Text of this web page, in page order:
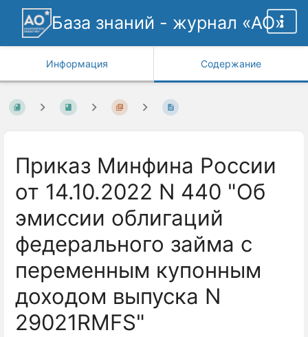
База знаний - журнал «АО»
Информация Содержание
Приказ Минфина России
от 14.10.2022 N 440 "Об
эмиссии облигаций
федерального займа с
переменным купонным
доходом выпуска N
29021RMFS"